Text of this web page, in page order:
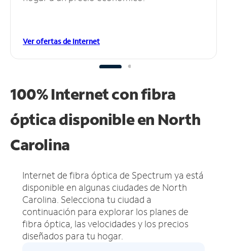
Ver ofertas de Internet
100% Internet con fibra
óptica disponible en North
Carolina
Internet de fibra óptica de Spectrum ya está
disponible en algunas ciudades de North
Carolina. Selecciona tu ciudad a
continuación para explorar los planes de
fibra óptica, las velocidades y los precios
diseñados para tu hogar.